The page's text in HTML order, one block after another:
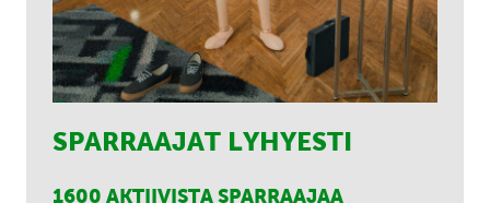
SPARRAAJAT LYHYESTI
1600 AKTIIVISTA SPARRAAJAA